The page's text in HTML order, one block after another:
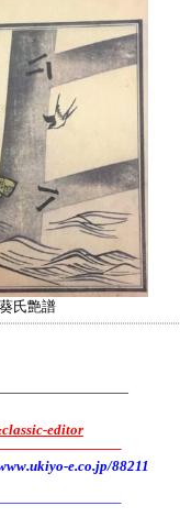
氏艶譜
editor
e.co.jp/88211